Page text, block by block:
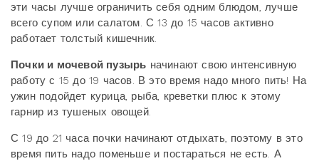
эти часы лучше ограничить себя одним блюдом, лучше
всего супом или салатом. С 13 до 15 часов активно
работает толстый кишечник.
Почки и мочевой пузырь начинают свою интенсивную
работу с 15 до 19 часов. В это время надо много пить! На
ужин подойдет курица, рыба, креветки плюс к этому
гарнир из тушеных овощей.
С 19 до 21 часа почки начинают отдыхать, поэтому в это
время пить надо поменьше и постараться не есть. А